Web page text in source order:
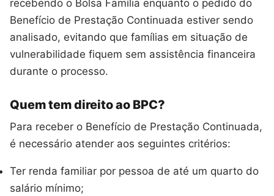
recebendo o Bolsa Família enquanto o pedido do
Benefício de Prestação Continuada estiver sendo
analisado, evitando que famílias em situação de
vulnerabilidade fiquem sem assistência financeira
durante o processo.
Quem tem direito ao BPC?
Para receber o Benefício de Prestação Continuada,
é necessário atender aos seguintes critérios:
Ter renda familiar por pessoa de até um quarto do
salário mínimo;